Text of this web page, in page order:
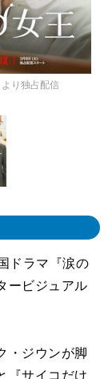
り独占配信
ドラマ『涙の
ービジュアル
・ジウンが脚
『サイコだけ